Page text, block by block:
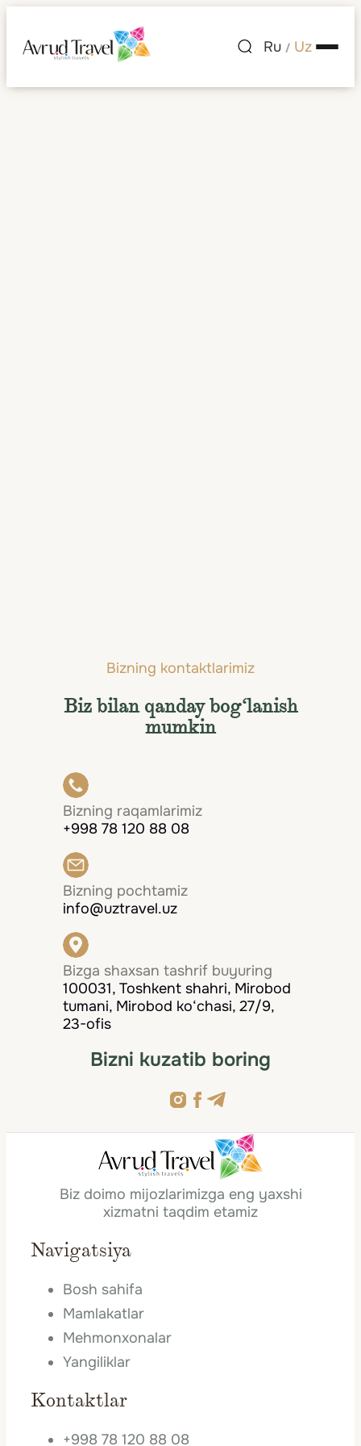
Ru / Uz
Bizning kontaktlarimiz
Biz bilan qanday bog‘lanish
mumkin
Bizning raqamlarimiz
+998 78 120 88 08
Bizning pochtamiz
info@uztravel.uz
Bizga shaxsan tashrif buyuring
100031, Toshkent shahri, Mirobod
tumani, Mirobod ko‘chasi, 27/9,
23-ofis
Bizni kuzatib boring
Biz doimo mijozlarimizga eng yaxshi
xizmatni taqdim etamiz
Navigatsiya
Bosh sahifa
Mamlakatlar
Mehmonxonalar
Yangiliklar
Kontaktlar
+998 78 120 88 08